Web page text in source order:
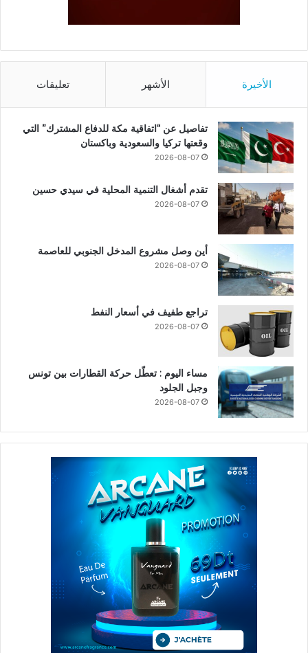
الأخيرة الأشهر تعليقات
تفاصيل عن “اتفاقية مكة للدفاع المشترك” التي
وقعتها تركيا والسعودية وباكستان
2026-08-07
تقدم أشغال التنمية المحلية في سيدي حسين
2026-08-07
أين وصل مشروع المدخل الجنوبي للعاصمة
2026-08-07
تراجع طفيف في أسعار النفط
2026-08-07
مساء اليوم : تعطّل حركة القطارات بين تونس
وجبل الجلود
2026-08-07